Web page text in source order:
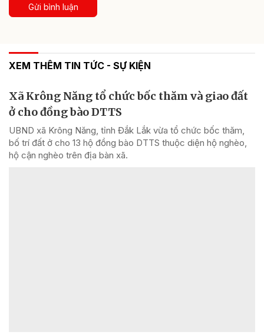
Gửi bình luận
XEM THÊM TIN TỨC - SỰ KIỆN
Xã Krông Năng tổ chức bốc thăm và giao đất
ở cho đồng bào DTTS
UBND xã Krông Năng, tỉnh Đắk Lắk vừa tổ chức bốc thăm,
bố trí đất ở cho 13 hộ đồng bào DTTS thuộc diện hộ nghèo,
hộ cận nghèo trên địa bàn xã.